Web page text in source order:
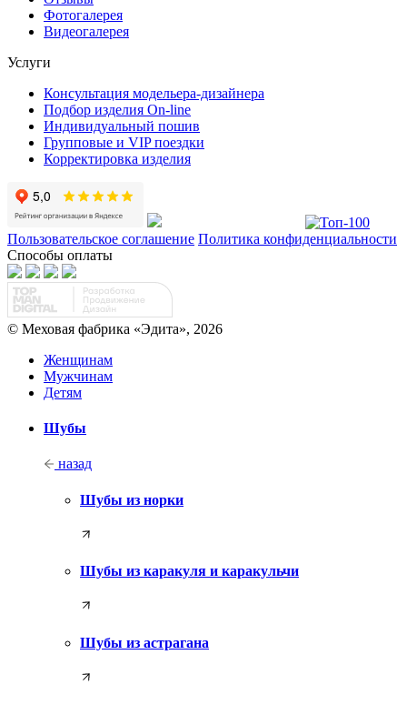
Фотогалерея
Видеогалерея
Услуги
Консультация модельера-дизайнера
Подбор изделия On-line
Индивидуальный пошив
Групповые и VIP поездки
Корректировка изделия
Пользовательское соглашение Политика конфиденциальности
Способы оплаты
© Меховая фабрика «Эдита», 2026
Женщинам
Мужчинам
Детям
Шубы
назад
Шубы из норки
Шубы из каракуля и каракульчи
Шубы из астрагана